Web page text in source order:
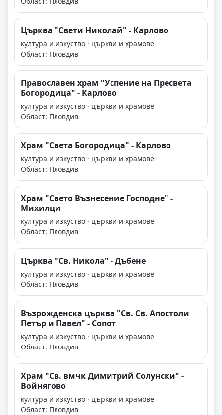
Църква "Свети Николай" - Карлово
култура и изкуство · църкви и храмове
Област: Пловдив
Православен храм "Успение на Пресвета
Богородица" - Карлово
култура и изкуство · църкви и храмове
Област: Пловдив
Храм "Света Богородица" - Карлово
култура и изкуство · църкви и храмове
Област: Пловдив
Храм "Свето Възнесение Господне" -
Михилци
култура и изкуство · църкви и храмове
Област: Пловдив
Църква "Св. Никола" - Дъбене
култура и изкуство · църкви и храмове
Област: Пловдив
Възрожденска църква "Св. Св. Апостоли
Петър и Павел" - Сопот
култура и изкуство · църкви и храмове
Област: Пловдив
Храм "Св. вмчк Димитрий Солунски" -
Войнягово
култура и изкуство · църкви и храмове
Област: Пловдив